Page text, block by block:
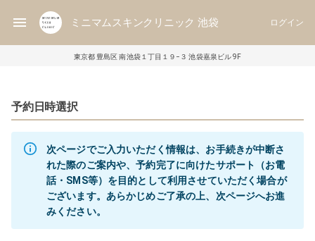
ミニマムスキンクリニック 池袋 ログイン
東京都 豊島区 南池袋１丁目１９−３ 池袋嘉泉ビル 9F
予約日時選択
次ページでご入力いただく情報は、お手続きが中断さ
れた際のご案内や、予約完了に向けたサポート（お電
話・SMS等）を目的として利用させていただく場合が
ございます。あらかじめご了承の上、次ページへお進